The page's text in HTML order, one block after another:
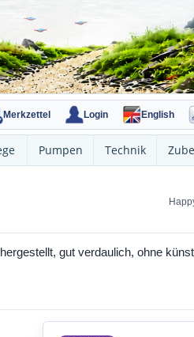
Merkzettel Login English
Pumpen Technik
gut verdaulich, ohne